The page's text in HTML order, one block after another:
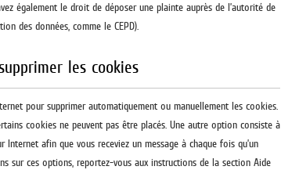
également le droit de déposer une plainte auprès de l’autorité de
des données, comme le CEPD).
les cookies
pour supprimer automatiquement ou manuellement les cookies.
cookies ne peuvent pas être placés. Une autre option consiste à
afin que vous receviez un message à chaque fois qu’un
sur ces options, reportez-vous aux instructions de la section Aide